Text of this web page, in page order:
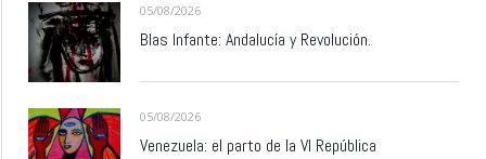
05/08/2026
Blas Infante: Andalucía y Revolución.
05/08/2026
Venezuela: el parto de la VI República